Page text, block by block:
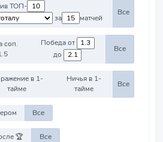
ТОП-
за
матчей
Все
соп.
Победа от
до
Все
в 1-
тайме
Ничья в 1-
тайме
Все
Все
🏆 Все